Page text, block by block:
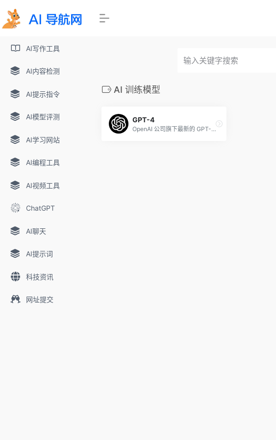
AI写作工具
AI内容检测
AI提示指令
AI模型评测
AI学习网站
AI编程工具
AI视频工具
ChatGPT
AI聊天
AI提示词
科技资讯
网址提交
AI 训练模型
GPT-4
OpenAI 公司旗下最新的 GPT-4模型